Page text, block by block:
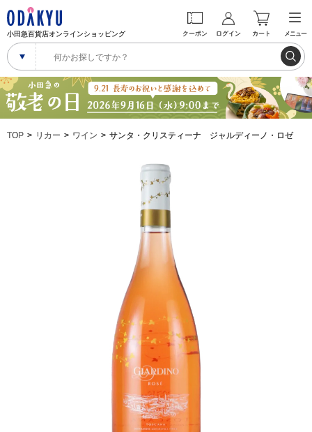
小田急百貨店オンラインショッピング クーポン ログイン カート メニュー
TOP リカー ワイン サンタ・クリスティーナ ジャルディーノ・ロゼ